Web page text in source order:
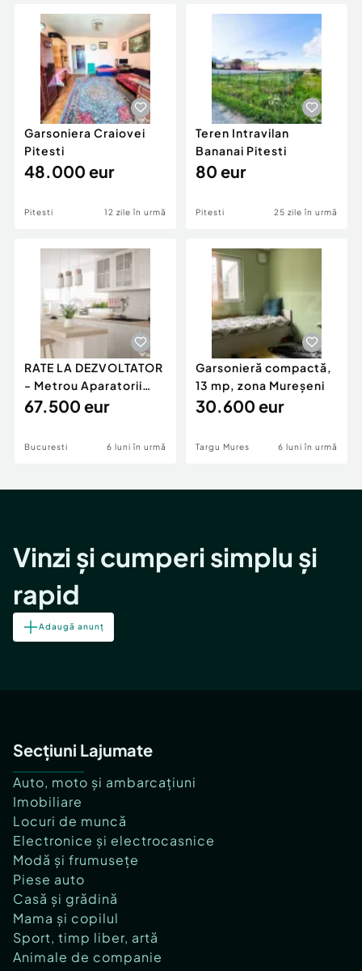
Servicii
Animale de companie
Afaceri și echipamente profesionale
Inchiriere Bunuri si Vehicule
Utilaje agricole si industriale
Piese auto si accesorii
Dacia Duster
Garsoniera Craiovei
Pitesti
48.000 eur
Pitesti 12 zile în urmă
Teren Intravilan
Bananai Pitesti
80 eur
Pitesti 25 zile în urmă
RATE LA DEZVOLTATOR
- Metrou Aparatorii
Patriei -
67.500 eur
Bucuresti 6 luni în urmă
Garsonieră compactă,
13 mp, zona Mureșeni
30.600 eur
Targu Mures 6 luni în urmă
Vinzi și cumperi simplu și
rapid
Adaugă anunț
Secțiuni Lajumate
Auto, moto și ambarcațiuni
Imobiliare
Locuri de muncă
Electronice și electrocasnice
Modă și frumusețe
Piese auto
Casă și grădină
Mama și copilul
Sport, timp liber, artă
Animale de companie